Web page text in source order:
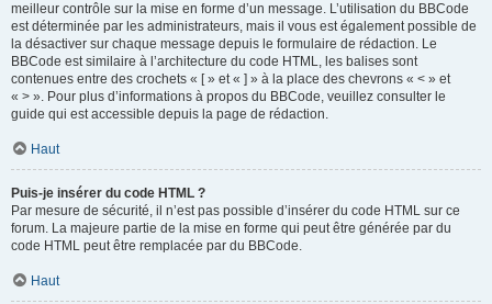
meilleur contrôle sur la mise en forme d’un message. L’utilisation du BBCode
est déterminée par les administrateurs, mais il vous est également possible de
la désactiver sur chaque message depuis le formulaire de rédaction. Le
BBCode est similaire à l’architecture du code HTML, les balises sont
contenues entre des crochets « [ » et « ] » à la place des chevrons « < » et
« > ». Pour plus d’informations à propos du BBCode, veuillez consulter le
guide qui est accessible depuis la page de rédaction.
Haut
Puis-je insérer du code HTML ?
Par mesure de sécurité, il n’est pas possible d’insérer du code HTML sur ce
forum. La majeure partie de la mise en forme qui peut être générée par du
code HTML peut être remplacée par du BBCode.
Haut